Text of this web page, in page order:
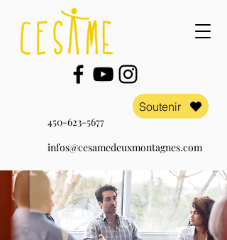
Soutenir
450-623-5677
infos@cesamedeuxmontagnes.com